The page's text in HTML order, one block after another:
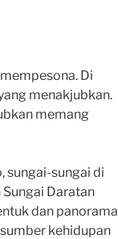
Di
menakjubkan.
memang
sungai-sungai di
Daratan
dan panorama
kehidupan